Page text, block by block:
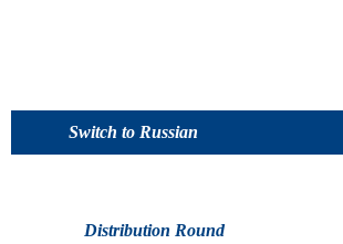
Switch to Russian
Distribution Round